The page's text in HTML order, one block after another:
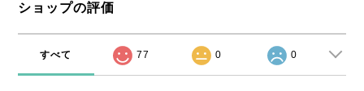
ショップの評価
すべて 77 0 0